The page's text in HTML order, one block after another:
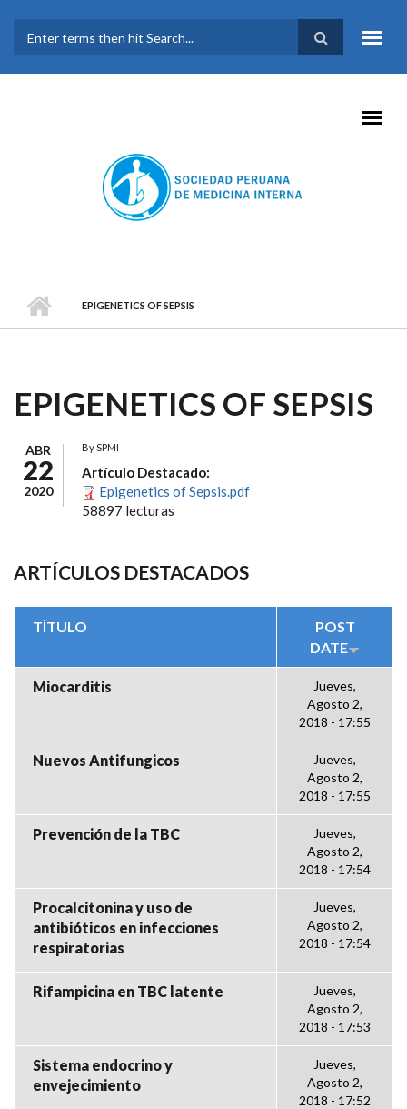
FORMULARIO DE
BÚSQUEDA
EPIGENETICS OF SEPSIS
EPIGENETICS OF SEPSIS
ABR
22
2020
BySPMI
Artículo Destacado:
Epigenetics of Sepsis.pdf
58897 lecturas
ARTÍCULOS DESTACADOS
TÍTULO
POST
DATE
Miocarditis
Jueves,
Agosto 2,
2018 - 17:55
Nuevos Antifungicos
Jueves,
Agosto 2,
2018 - 17:55
Prevención de la TBC
Jueves,
Agosto 2,
2018 - 17:54
Procalcitonina y uso de
antibióticos en infecciones
respiratorias
Jueves,
Agosto 2,
2018 - 17:54
Rifampicina en TBC latente
Jueves,
Agosto 2,
2018 - 17:53
Sistema endocrino y
envejecimiento
Jueves,
Agosto 2,
2018 - 17:52